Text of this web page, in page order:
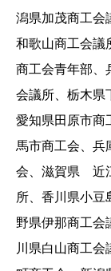
潟県加茂商工会
和歌山商工会議
商工会青年部、
会議所、栃木県
愛知県田原市商
馬市商工会、
会、滋賀県 近
所、香川県小豆
野県伊那商工会
川県白山商工